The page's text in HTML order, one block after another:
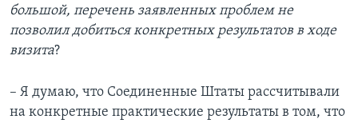
большой, перечень заявленных проблем не
позволил добиться конкретных результатов в ходе
визита?
– Я думаю, что Соединенные Штаты рассчитывали
на конкретные практические результаты в том, что